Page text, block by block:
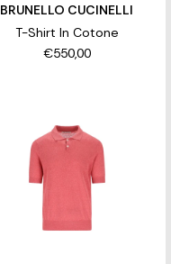
BRUNELLO CUCINELLI
T-Shirt In Cotone
€550,00